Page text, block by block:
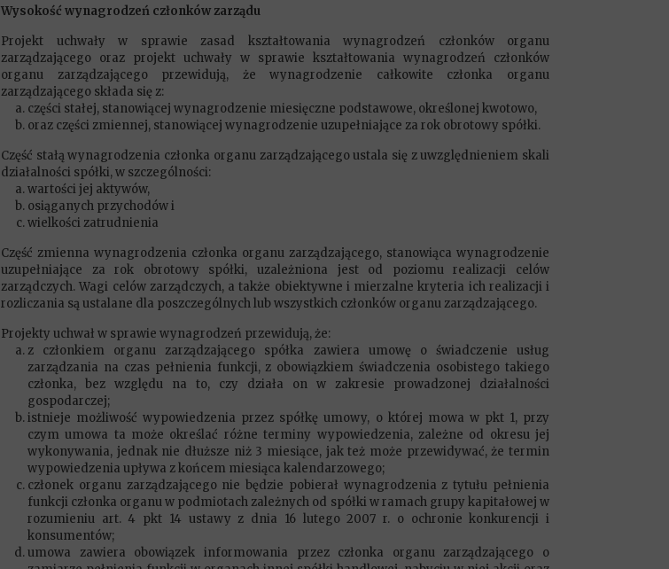
Wysokość wynagrodzeń członków zarządu
Projekt uchwały w sprawie zasad kształtowania wynagrodzeń członków organu
zarządzającego oraz projekt uchwały w sprawie kształtowania wynagrodzeń członków
organu zarządzającego przewidują, że wynagrodzenie całkowite członka organu
zarządzającego składa się z:
części stałej, stanowiącej wynagrodzenie miesięczne podstawowe, określonej kwotowo,
oraz części zmiennej, stanowiącej wynagrodzenie uzupełniające za rok obrotowy spółki.
Część stałą wynagrodzenia członka organu zarządzającego ustala się z uwzględnieniem skali
działalności spółki, w szczególności:
wartości jej aktywów,
osiąganych przychodów i
wielkości zatrudnienia
Część zmienna wynagrodzenia członka organu zarządzającego, stanowiąca wynagrodzenie
uzupełniające za rok obrotowy spółki, uzależniona jest od poziomu realizacji celów
zarządczych. Wagi celów zarządczych, a także obiektywne i mierzalne kryteria ich realizacji i
rozliczania są ustalane dla poszczególnych lub wszystkich członków organu zarządzającego.
Projekty uchwał w sprawie wynagrodzeń przewidują, że:
z członkiem organu zarządzającego spółka zawiera umowę o świadczenie usług
zarządzania na czas pełnienia funkcji, z obowiązkiem świadczenia osobistego takiego
członka, bez względu na to, czy działa on w zakresie prowadzonej działalności
gospodarczej;
istnieje możliwość wypowiedzenia przez spółkę umowy, o której mowa w pkt 1, przy
czym umowa ta może określać różne terminy wypowiedzenia, zależne od okresu jej
wykonywania, jednak nie dłuższe niż 3 miesiące, jak też może przewidywać, że termin
wypowiedzenia upływa z końcem miesiąca kalendarzowego;
członek organu zarządzającego nie będzie pobierał wynagrodzenia z tytułu pełnienia
funkcji członka organu w podmiotach zależnych od spółki w ramach grupy kapitałowej w
rozumieniu art. 4 pkt 14 ustawy z dnia 16 lutego 2007 r. o ochronie konkurencji i
konsumentów;
umowa zawiera obowiązek informowania przez członka organu zarządzającego o